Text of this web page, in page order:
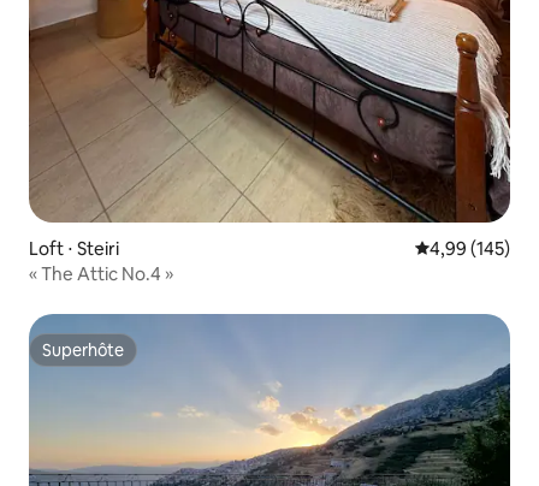
Loft ⋅ Steiri Évaluation
4,99 (145)
« The Attic No.4 »
Superhôte
Superhôte